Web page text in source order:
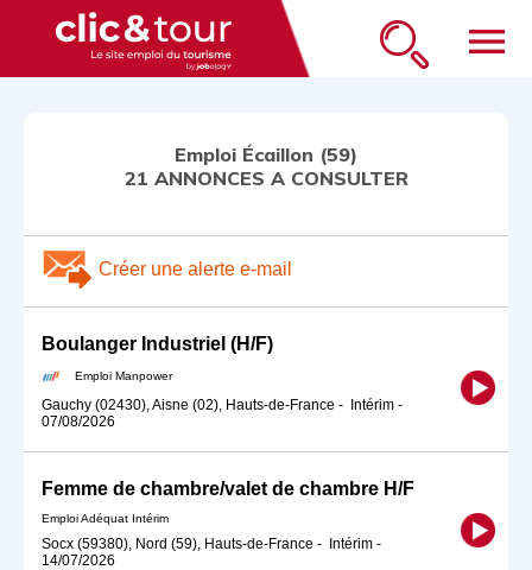
menu
Emploi Écaillon (59)
21 ANNONCES A CONSULTER
Créer une alerte e-mail
Boulanger Industriel (H/F)
Emploi Manpower
Gauchy (02430), Aisne (02), Hauts-de-France - Intérim -
07/08/2026
Femme de chambre/valet de chambre H/F
Emploi Adéquat Intérim
Socx (59380), Nord (59), Hauts-de-France - Intérim -
14/07/2026